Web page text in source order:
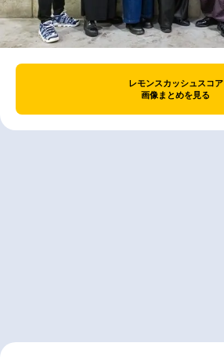
レモンスカッシュスコア
画像まとめを見る